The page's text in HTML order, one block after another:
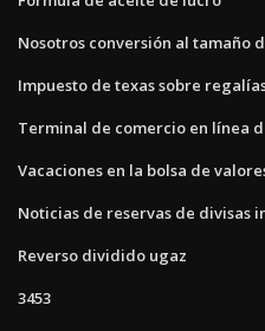
Nosotros conversión al tamaño
Impuesto de texas sobre
Terminal de comercio en línea
Vacaciones en la bolsa de
Noticias de reservas de divisas
Reverso dividido ugaz
3453